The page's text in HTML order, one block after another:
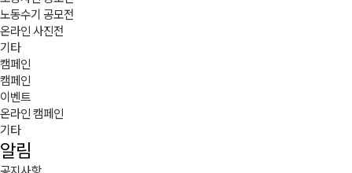
노동수기 공모전
온라인 사진전
기타
캠페인
캠페인
이벤트
온라인 캠페인
기타
알림